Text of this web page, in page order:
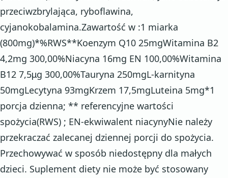
przeciwzbrylająca, ryboflawina,
cyjanokobalamina.Zawartość w :1 miarka
(800mg)*%RWS**Koenzym Q10 25mgWitamina B2
4,2mg 300,00%Niacyna 16mg EN 100,00%Witamina
B12 7,5μg 300,00%Tauryna 250mgL-karnityna
50mgLecytyna 93mgKrzem 17,5mgLuteina 5mg*1
porcja dzienna; ** referencyjne wartości
spożycia(RWS) ; EN-ekwiwalent niacynyNie należy
przekraczać zalecanej dziennej porcji do spożycia.
Przechowywać w sposób niedostępny dla małych
dzieci. Suplement diety nie może być stosowany